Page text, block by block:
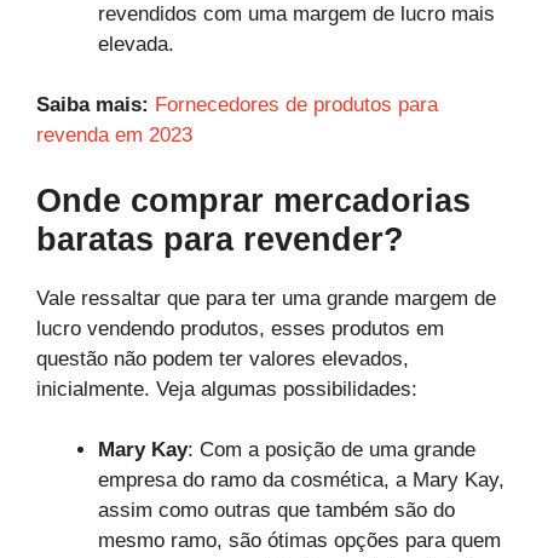
revendidos com uma margem de lucro mais
elevada.
Saiba mais: Fornecedores de produtos para
revenda em 2023
Onde comprar mercadorias
baratas para revender?
Vale ressaltar que para ter uma grande margem de
lucro vendendo produtos, esses produtos em
questão não podem ter valores elevados,
inicialmente. Veja algumas possibilidades:
Mary Kay: Com a posição de uma grande
empresa do ramo da cosmética, a Mary Kay,
assim como outras que também são do
mesmo ramo, são ótimas opções para quem